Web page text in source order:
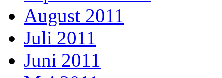
August 2011
Juli 2011
Juni 2011